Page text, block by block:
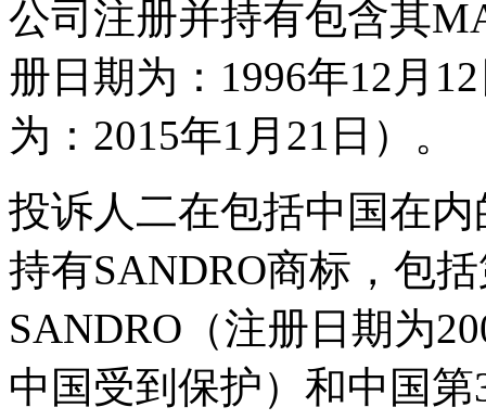
公司注册并持有包含其
册日期为：1996年12月
为：2015年1月21日）。
投诉人二在包括中国在
持有SANDRO商标，包
SANDRO（注册日期为
中国受到保护）和中国第